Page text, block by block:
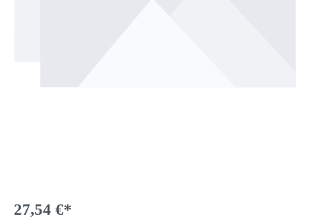
27,54 €*